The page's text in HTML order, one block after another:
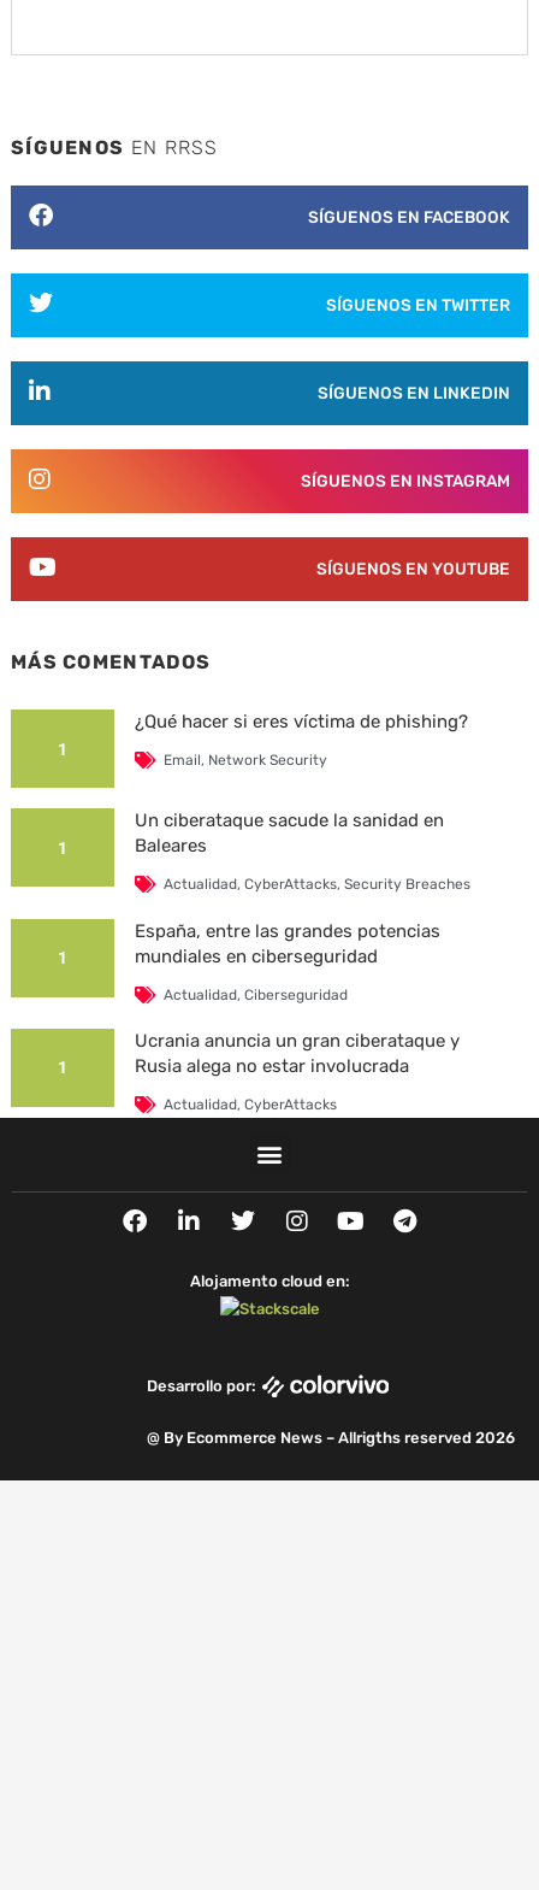
SÍGUENOS EN RRSS
SÍGUENOS EN FACEBOOK
SÍGUENOS EN TWITTER
SÍGUENOS EN LINKEDIN
SÍGUENOS EN INSTAGRAM
SÍGUENOS EN YOUTUBE
MÁS COMENTADOS
1
¿Qué hacer si eres víctima de phishing?
Email, Network Security
1
Un ciberataque sacude la sanidad en
Baleares
Actualidad,CyberAttacks,Security Breaches
1
España, entre las grandes potencias
mundiales en ciberseguridad
Actualidad,Ciberseguridad
1
Ucrania anuncia un gran ciberataque y
Rusia alega no estar involucrada
Actualidad,CyberAttacks
La Universidad Autónoma de Barcelona es
Actualidad,CyberAttacks,Security Breaches
F
a
L
i
k
T
w
t
t
e
I
n
t
a
g
m
Y
o
T
e
Alojamento cloud en:
Desarrollo por:
@ By Ecommerce News – Allrigths reserved 2026